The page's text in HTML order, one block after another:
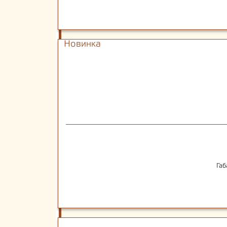
Новинка